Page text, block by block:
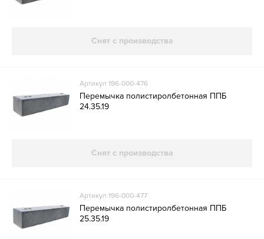
Снят с производства
Артикул 196-000-476
Перемычка полистиролбетонная ППБ
24.35.19
Снят с производства
Артикул 196-000-477
Перемычка полистиролбетонная ППБ
25.35.19